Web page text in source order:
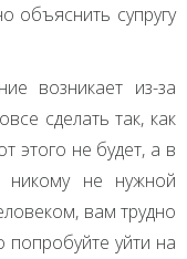
объяснить супругу
возникает из-за
сделать так, как
этого не будет, а в
никому не нужной
вам трудно
уйти на